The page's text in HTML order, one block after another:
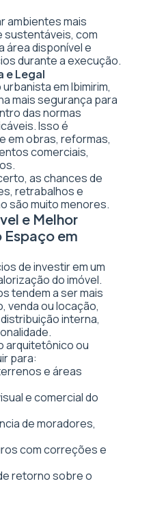
ambientes mais
sustentáveis, com
área disponível e
durante a execução.
e Legal
em Ibimirim,
mais segurança para
das normas
Isso é
em obras, reformas,
comerciais,
as chances de
retrabalhos e
são muito menores.
e Melhor
em
de investir em um
do imóvel.
tendem a ser mais
venda ou locação,
interna,
arquitetônico ou
para:
e áreas
e comercial do
de moradores,
com correções e
retorno sobre o